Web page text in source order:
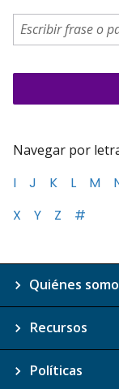
Navegar por
I
J K L M
X
Y Z #
Quiénes
Recursos
Políticas